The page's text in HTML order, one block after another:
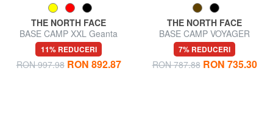
THE NORTH FACE
BASE CAMP XXL Geanta
rucsac
11% REDUCERI
RON 997.98 RON 892.87
THE NORTH FACE
BASE CAMP VOYAGER
Geanta rucsac 62L
7% REDUCERI
RON 787.88 RON 735.30